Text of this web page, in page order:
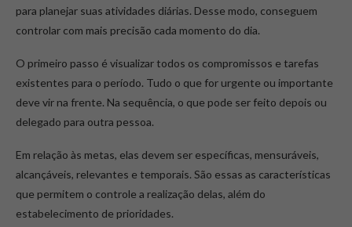
para planejar suas atividades diárias. Desse modo, conseguem
controlar com mais precisão cada momento do dia.
O primeiro passo é visualizar todos os compromissos e tarefas
existentes para o período. Tudo o que for urgente ou importante
deve vir na frente. Na sequência, o que pode ser feito depois ou
delegado para outra pessoa.
Em relação às metas, elas devem ser específicas, mensuráveis,
alcançáveis, relevantes e temporais. São essas as características
que permitem o controle a realização delas, além do
estabelecimento de prioridades.